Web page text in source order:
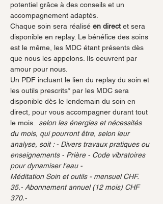
potentiel grâce à des conseils et un
accompagnement adaptés.
Chaque soin sera réalisé en direct et sera
disponible en replay. Le bénéfice des soins
est le même, les MDC étant présents dès
que nous les appelons. Ils oeuvrent par
amour pour nous.
Un PDF incluant le lien du replay du soin et
les outils prescrits* par les MDC sera
disponible dès le lendemain du soin en
direct, pour vous accompagner durant tout
le mois.
selon les énergies et nécessités
du mois, qui pourront être, selon leur
analyse, soit : - Divers travaux pratiques ou
enseignements - Prière - Code vibratoires
pour dynamiser l'eau -
Méditation Soin et outils - mensuel CHF.
35.- Abonnement annuel (12 mois) CHF
370.-